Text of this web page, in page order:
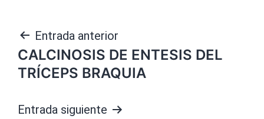
Navegación
de
Entrada anterior
CALCINOSIS DE ENTESIS DEL
TRÍCEPS BRAQUIA
Entrada siguiente